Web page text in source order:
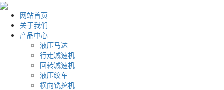
网站首页
关于我们
产品中心
液压马达
行走减速机
回转减速机
液压绞车
横向铣挖机